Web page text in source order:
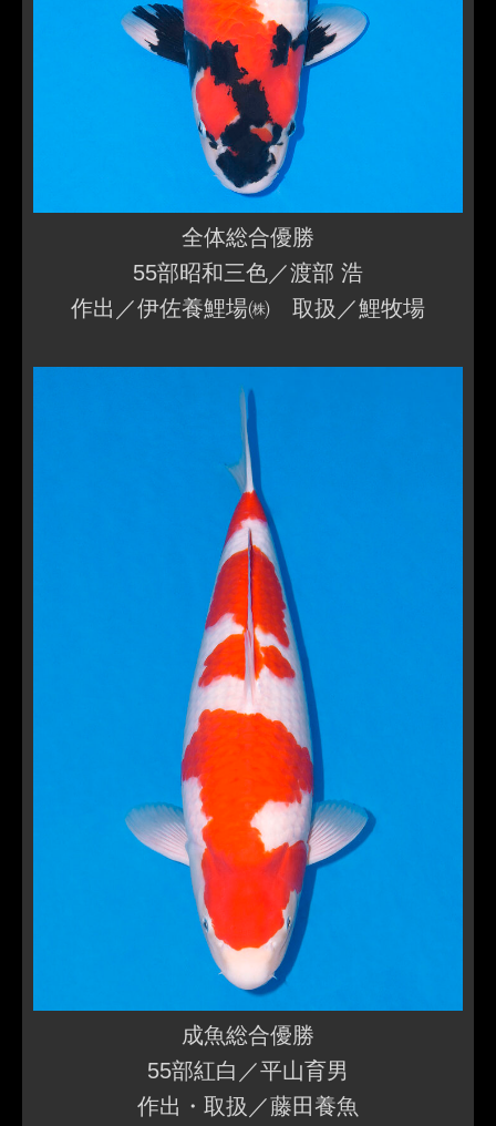
全体総合優勝
55部昭和三色／渡部 浩
作出／伊佐養鯉場㈱ 取扱／鯉牧場
成魚総合優勝
55部紅白／平山育男
作出・取扱／藤田養魚